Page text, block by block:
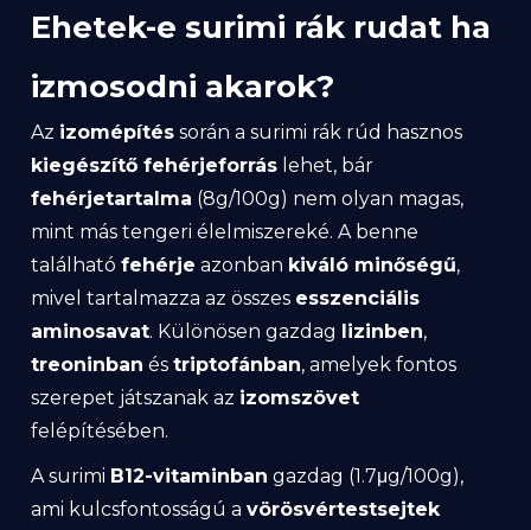
Ehetek-e surimi rák rudat ha
izmosodni akarok?
Az izomépítés során a surimi rák rúd hasznos
kiegészítő fehérjeforrás lehet, bár
fehérjetartalma (8g/100g) nem olyan magas,
mint más tengeri élelmiszereké. A benne
található fehérje azonban kiváló minőségű,
mivel tartalmazza az összes esszenciális
aminosavat. Különösen gazdag lizinben,
treoninban és triptofánban, amelyek fontos
szerepet játszanak az izomszövet
felépítésében.
A surimi B12-vitaminban gazdag (1.7μg/100g),
ami kulcsfontosságú a vörösvértestsejtek